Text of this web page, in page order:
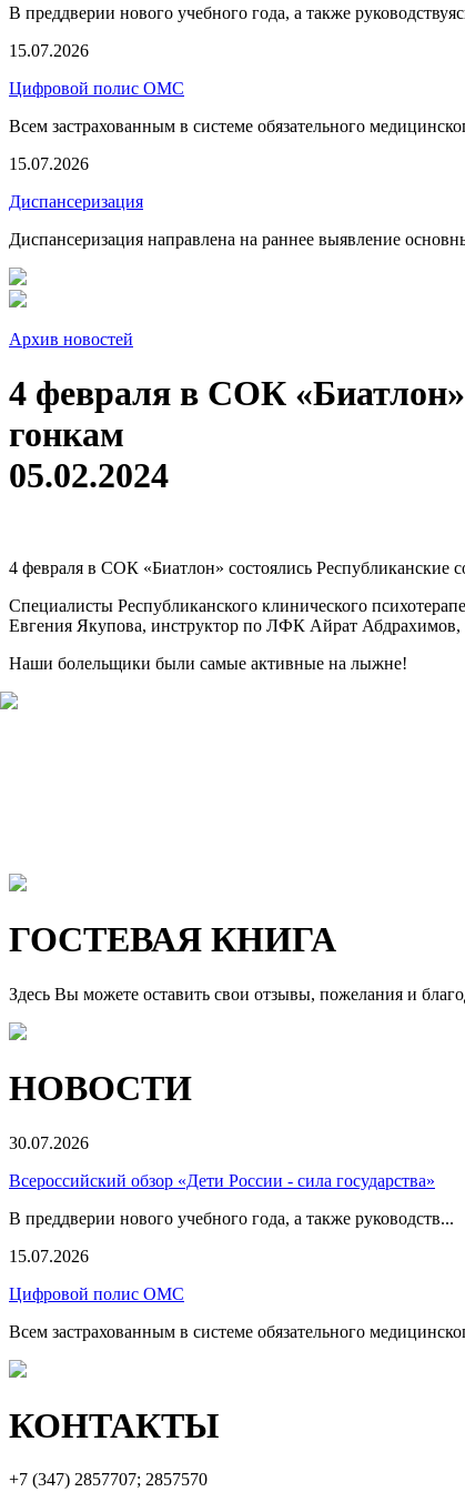
В преддверии нового учебного года, а также
15.07.2026
Цифровой полис ОМС
Всем застрахованным в системе обязательного
15.07.2026
Диспансеризация
Диспансеризация направлена на раннее выявление
Архив новостей
4 февраля в СОК
гонкам
05.02.2024
4 февраля в СОК «Биатлон» состоялись
Cпециалисты Республиканского клинического
Евгения Якупова, инструктор по ЛФК Айрат
Наши болельщики были самые активные на лыжне!
ГОСТЕВАЯ КНИГА
Здесь Вы можете оставить свои отзывы, пожелания и
НОВОСТИ
30.07.2026
Всероссийский обзор «Дети России - сила государства»
В преддверии нового учебного года, а также руководств...
15.07.2026
Цифровой полис ОМС
Всем застрахованным в системе обязательного
КОНТАКТЫ
+7 (347) 2857707; 2857570